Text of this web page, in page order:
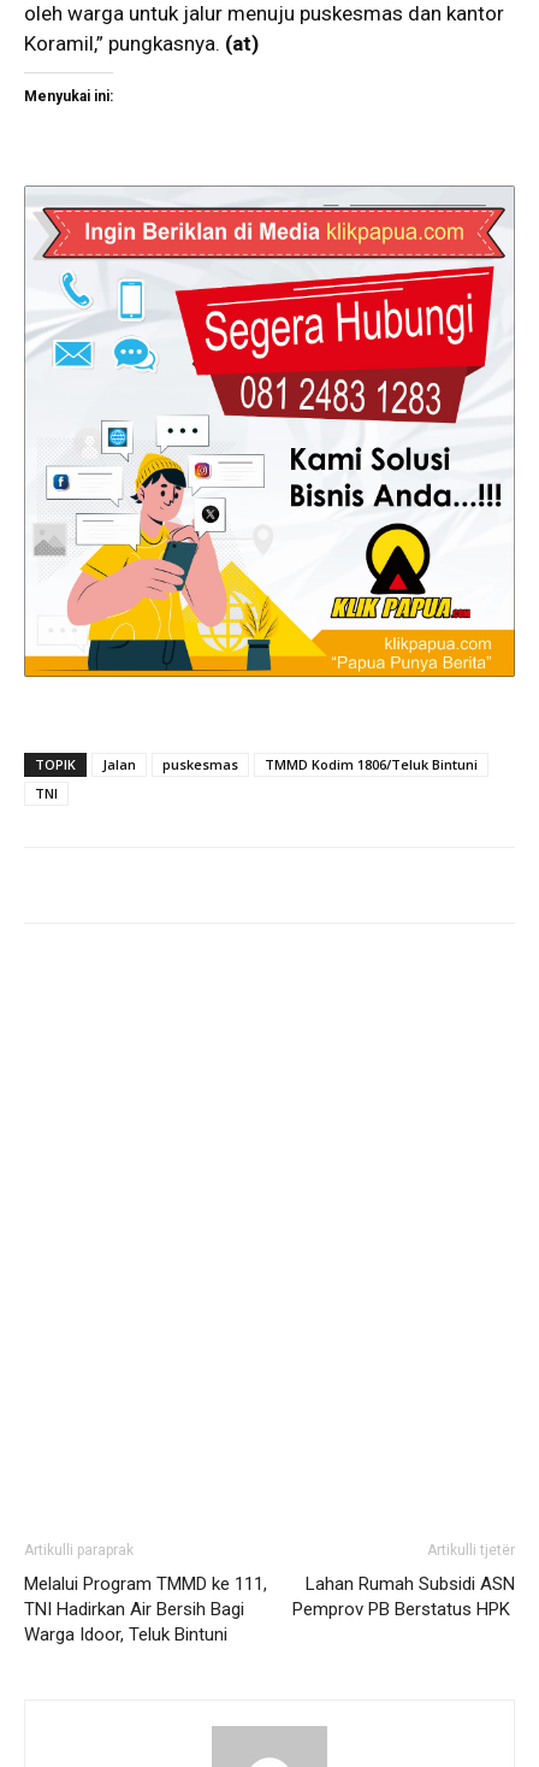
oleh warga untuk jalur menuju puskesmas dan kantor
Koramil,” pungkasnya. (at)
Menyukai ini:
TOPIK Jalan puskesmas
TMMD Kodim 1806/Teluk Bintuni
TNI
Artikulli paraprak
Melalui Program TMMD ke 111,
TNI Hadirkan Air Bersih Bagi
Warga Idoor, Teluk Bintuni
Artikulli tjetër
Lahan Rumah Subsidi ASN
Pemprov PB Berstatus HPK